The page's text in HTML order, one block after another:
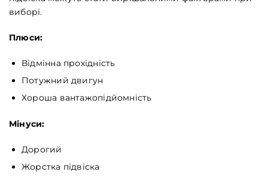
виборі.
Плюси:
Відмінна прохідність
Потужний двигун
Хороша вантажопідйомність
Мінуси:
Дорогий
Жорстка підвіска